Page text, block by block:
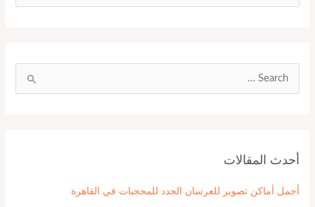
ث
ن
أحدث المقالات
أجمل أماكن تصوير للعرسان الجدد للمحجبات في القاهرة